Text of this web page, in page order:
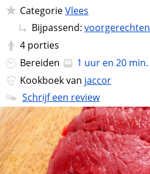
CategorieVlees
Bijpassend: voorgerechten
4 porties
Bereiden
1 uur en 20 min.
Kookboek van jaccor
Schrijf een review